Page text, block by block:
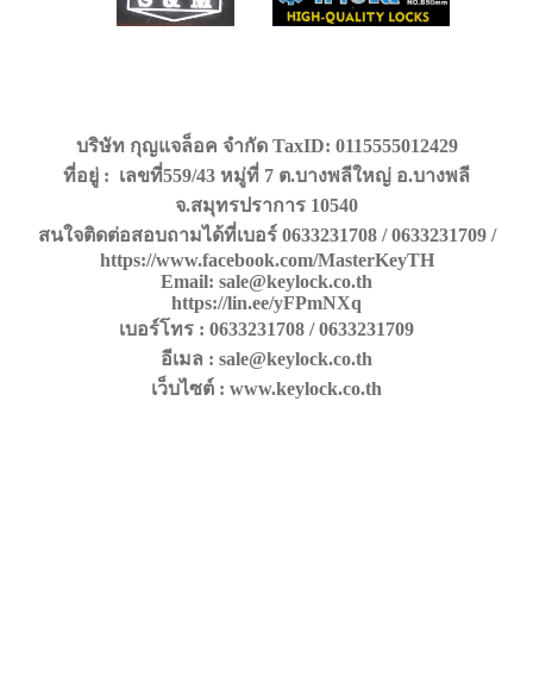
บริษัท กุญแจล็อค จำกัด TaxID: 0115555012429
ที่อยู่ : เลขที่559/43 หมู่ที่ 7 ต.บางพลีใหญ่ อ.บางพลี
จ.สมุทรปราการ 10540
สนใจติดต่อสอบถามได้ที่เบอร์ 0633231708 / 0633231709 /
https://www.facebook.com/MasterKeyTH
Email: sale@keylock.co.th
https://lin.ee/yFPmNXq
เบอร์โทร : 0633231708 / 0633231709
อีเมล : sale@keylock.co.th
เว็บไซต์ : www.keylock.co.th